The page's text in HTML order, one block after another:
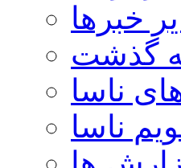
خبرها
گذشت
ناسا
ناسا